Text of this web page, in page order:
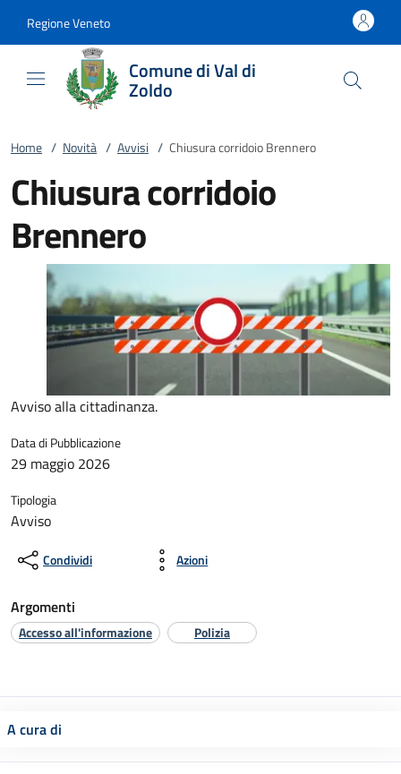
Regione Veneto
Comune di Val di
Zoldo
Home / Novità / Avvisi / Chiusura corridoio Brennero
Chiusura corridoio
Brennero
Avviso alla cittadinanza.
Data di Pubblicazione
29 maggio 2026
Tipologia
Avviso
Condividi Azioni
Argomenti
Accesso all'informazione Polizia
A cura di